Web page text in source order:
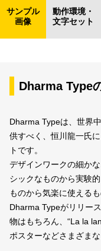
サンプル
画像
動作環境・
文字セット
Dharma Type
Dharma Typeは、世界
供すべく、恒川龍一氏
トです。
デザインワークの細か
シックなものから実験
ものから気楽に使える
Dharma Typeがリリー
物はもちろん、“La la
ポスターなどさまざま